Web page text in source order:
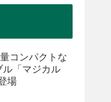
コンパクトな
ル「マジカル
場